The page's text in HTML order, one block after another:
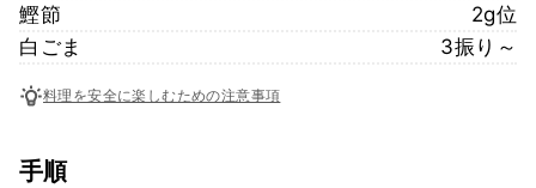
鰹節
2g位
白ごま
3振り～
料理を安全に楽しむための注意事項
手順